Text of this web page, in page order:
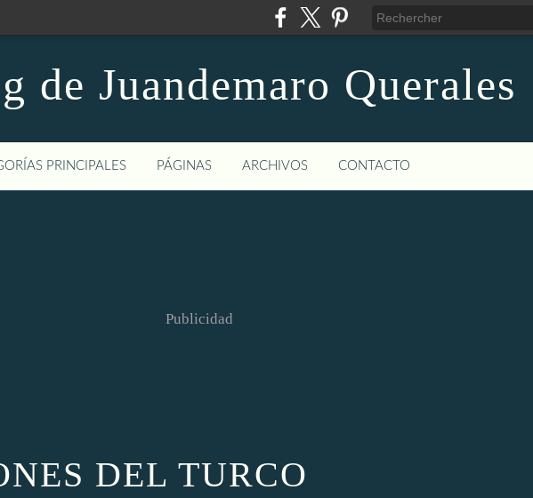
de Juandemaro Querales
PRINCIPALES PÁGINAS ARCHIVOS CONTACTO
Publicidad
DEL TURCO